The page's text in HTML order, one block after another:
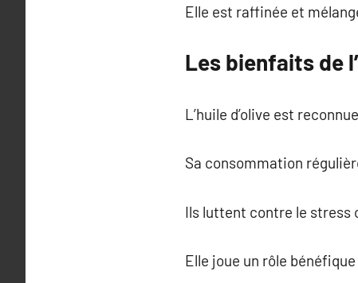
Elle est raffinée et
Les bienfaits de
L’huile d’olive est
Sa consommation
Ils luttent contre le stress
Elle joue un rôle